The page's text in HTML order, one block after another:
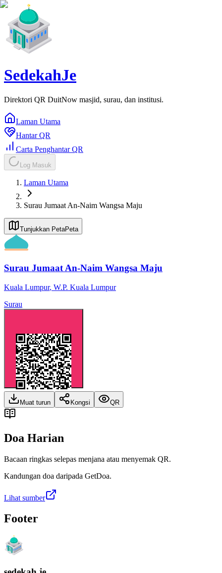
SedekahJe
Direktori QR DuitNow masjid, surau, dan institusi.
Laman Utama
Hantar QR
Carta Penghantar QR
Log Masuk
Laman Utama
Surau Jumaat An-Naim Wangsa Maju
Tunjukkan PetaPeta
Surau Jumaat An-Naim Wangsa Maju
Kuala Lumpur, W.P. Kuala Lumpur
Surau
Muat turun Kongsi QR
Doa Harian
Bacaan ringkas selepas menjana atau menyemak QR.
Kandungan doa daripada GetDoa.
Lihat sumber
Footer